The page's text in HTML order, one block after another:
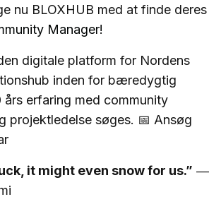
nu BLOXHUB med at finde deres
Manager!
digitale platform for Nordens
inden for bæredygtig
års erfaring med community
projektledelse søges. 📅 Ansøg
it might even snow for us.” ―